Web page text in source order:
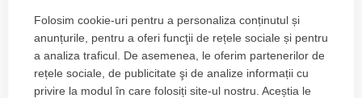
4 2 111.00 m 2
Folosim cookie-uri pentru a personaliza conținutul și
anunțurile, pentru a oferi funcţii de rețele sociale și pentru
a analiza traficul. De asemenea, le oferim partenerilor de
rețele sociale, de publicitate şi de analize informații cu
privire la modul în care folosiți site-ul nostru. Aceștia le